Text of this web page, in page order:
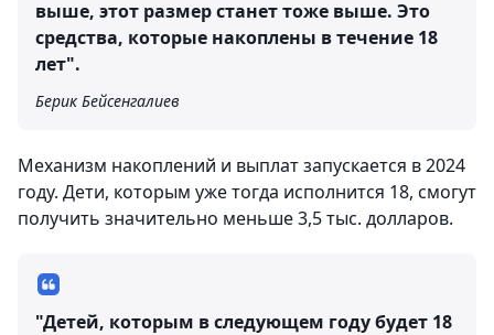
выше, этот размер станет тоже выше. Это
средства, которые накоплены в течение 18
лет".
Берик Бейсенгалиев
Механизм накоплений и выплат запускается в 2024
году. Дети, которым уже тогда исполнится 18, смогут
получить значительно меньше 3,5 тыс. долларов.
"Детей, которым в следующем году будет 18